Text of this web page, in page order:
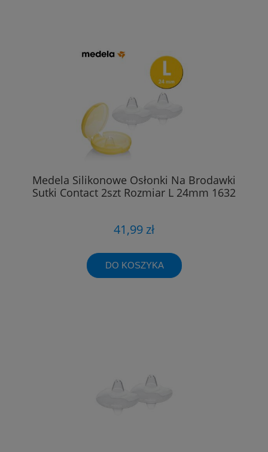
Medela Silikonowe Osłonki Na Brodawki
Sutki Contact 2szt Rozmiar L 24mm 1632
41,99 zł
DO KOSZYKA